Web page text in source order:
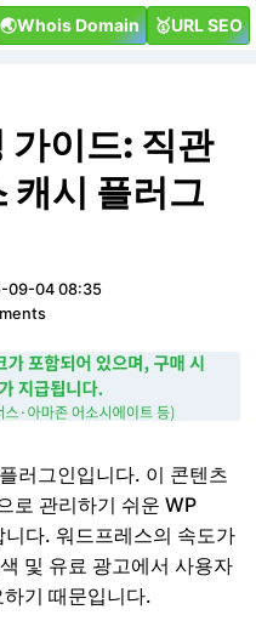
🌏Whois Domain 🥇URL SEO
이드: 직관
캐시 플러그
09-04 08:35
러그인입니다. 이 콘텐츠
로 관리하기 쉬운 WP
다. 워드프레스의 속도가
및 유료 광고에서 사용자
기 때문입니다.